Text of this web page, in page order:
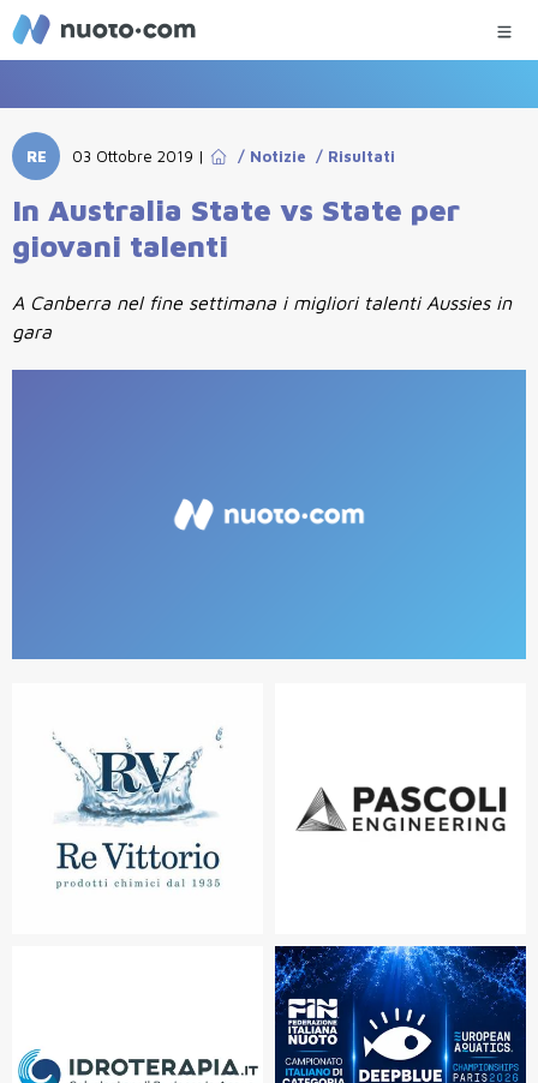
RE 03 Ottobre 2019 | / Notizie / Risultati
In Australia State vs State per
giovani talenti
A Canberra nel fine settimana i migliori talenti Aussies in
gara